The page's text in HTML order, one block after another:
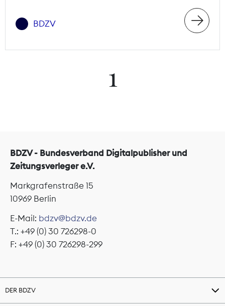
BDZV
1
BDZV - Bundesverband Digitalpublisher und
Zeitungsverleger e.V.
Markgrafenstraße 15
10969 Berlin
E-Mail: bdzv@bdzv.de
T.: +49 (0) 30 726298-0
F: +49 (0) 30 726298-299
DER BDZV